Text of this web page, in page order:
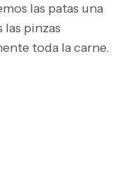
las patas una
pinzas
toda la carne.